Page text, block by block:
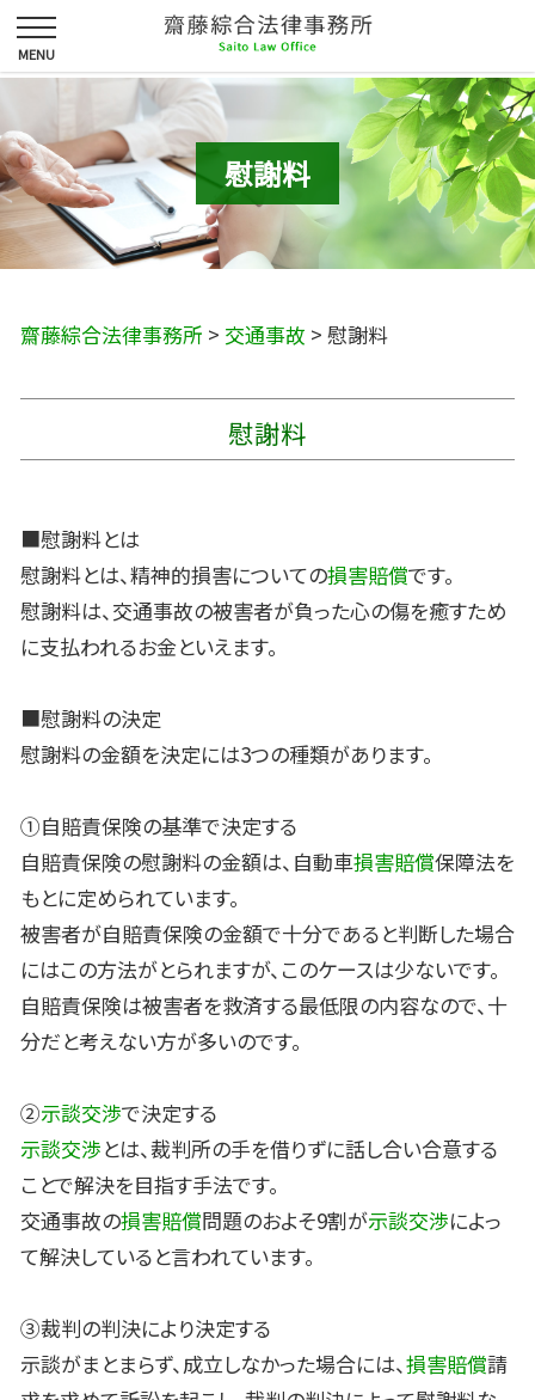
慰謝料
齋藤綜合法律事務所 > 交通事故 > 慰謝料
慰謝料
■慰謝料とは
慰謝料とは、精神的損害についての損害賠償です。
慰謝料は、交通事故の被害者が負った心の傷を癒すため
に支払われるお金といえます。
■慰謝料の決定
慰謝料の金額を決定には3つの種類があります。
①自賠責保険の基準で決定する
自賠責保険の慰謝料の金額は、自動車損害賠償保障法を
もとに定められています。
被害者が自賠責保険の金額で十分であると判断した場合
にはこの方法がとられますが、このケースは少ないです。
自賠責保険は被害者を救済する最低限の内容なので、十
分だと考えない方が多いのです。
②示談交渉で決定する
示談交渉とは、裁判所の手を借りずに話し合い合意する
ことで解決を目指す手法です。
交通事故の損害賠償問題のおよそ9割が示談交渉によっ
て解決していると言われています。
③裁判の判決により決定する
示談がまとまらず、成立しなかった場合には、損害賠償請